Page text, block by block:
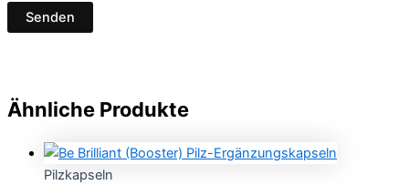
Ähnliche Produkte
Pilzkapseln